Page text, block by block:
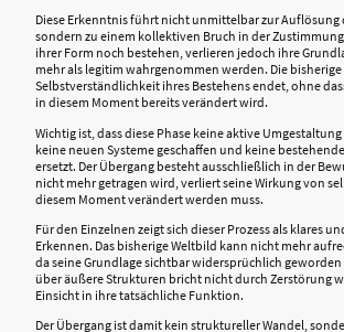
Diese Erkenntnis führt nicht unmittelbar zur Auflösung
sondern zu einem kollektiven Bruch in der
ihrer Form noch bestehen, verlieren jedoch ihre
mehr als legitim wahrgenommen werden. Die bisherige
Selbstverständlichkeit ihres Bestehens endet, ohne
in diesem Moment bereits verändert wird.
Wichtig ist, dass diese Phase keine aktive
keine neuen Systeme geschaffen und keine
ersetzt. Der Übergang besteht ausschließlich in der
nicht mehr getragen wird, verliert seine Wirkung von
diesem Moment verändert werden muss.
Für den Einzelnen zeigt sich dieser Prozess als klares
Erkennen. Das bisherige Weltbild kann nicht mehr
da seine Grundlage sichtbar widersprüchlich
über äußere Strukturen bricht nicht durch Zerstörung
Einsicht in ihre tatsächliche Funktion.
Der Übergang ist damit kein struktureller Wandel,